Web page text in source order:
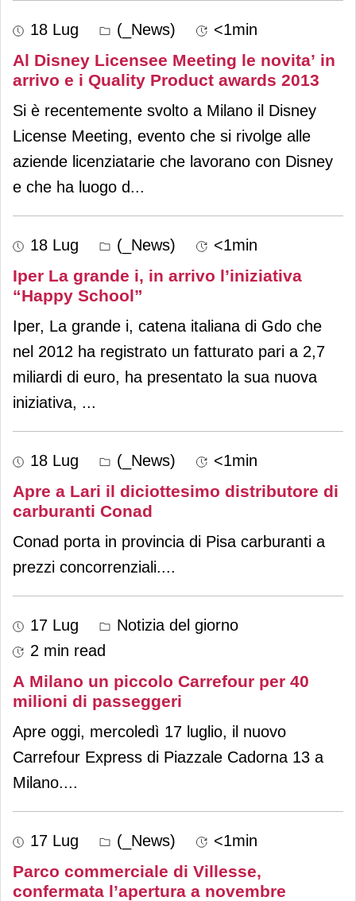
18 Lug (_News) <1min
Al Disney Licensee Meeting le novita’ in
arrivo e i Quality Product awards 2013
Si è recentemente svolto a Milano il Disney
License Meeting, evento che si rivolge alle
aziende licenziatarie che lavorano con Disney
e che ha luogo d...
18 Lug (_News) <1min
Iper La grande i, in arrivo l’iniziativa
“Happy School”
Iper, La grande i, catena italiana di Gdo che
nel 2012 ha registrato un fatturato pari a 2,7
miliardi di euro, ha presentato la sua nuova
iniziativa, ...
18 Lug (_News) <1min
Apre a Lari il diciottesimo distributore di
carburanti Conad
Conad porta in provincia di Pisa carburanti a
prezzi concorrenziali....
17 Lug
Notizia del giorno
2 min read
A Milano un piccolo Carrefour per 40
milioni di passeggeri
Apre oggi, mercoledì 17 luglio, il nuovo
Carrefour Express di Piazzale Cadorna 13 a
Milano....
17 Lug (_News) <1min
Parco commerciale di Villesse,
confermata l’apertura a novembre